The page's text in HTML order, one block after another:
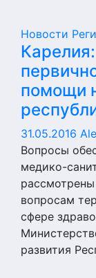
Новости
помощи
31.05.2016
Вопросы
медико-
вопросам
сфере
развития